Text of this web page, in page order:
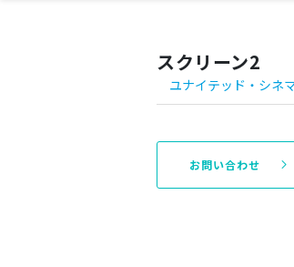
スクリーン2
ユナイテッド・シネ
お問い合わせ